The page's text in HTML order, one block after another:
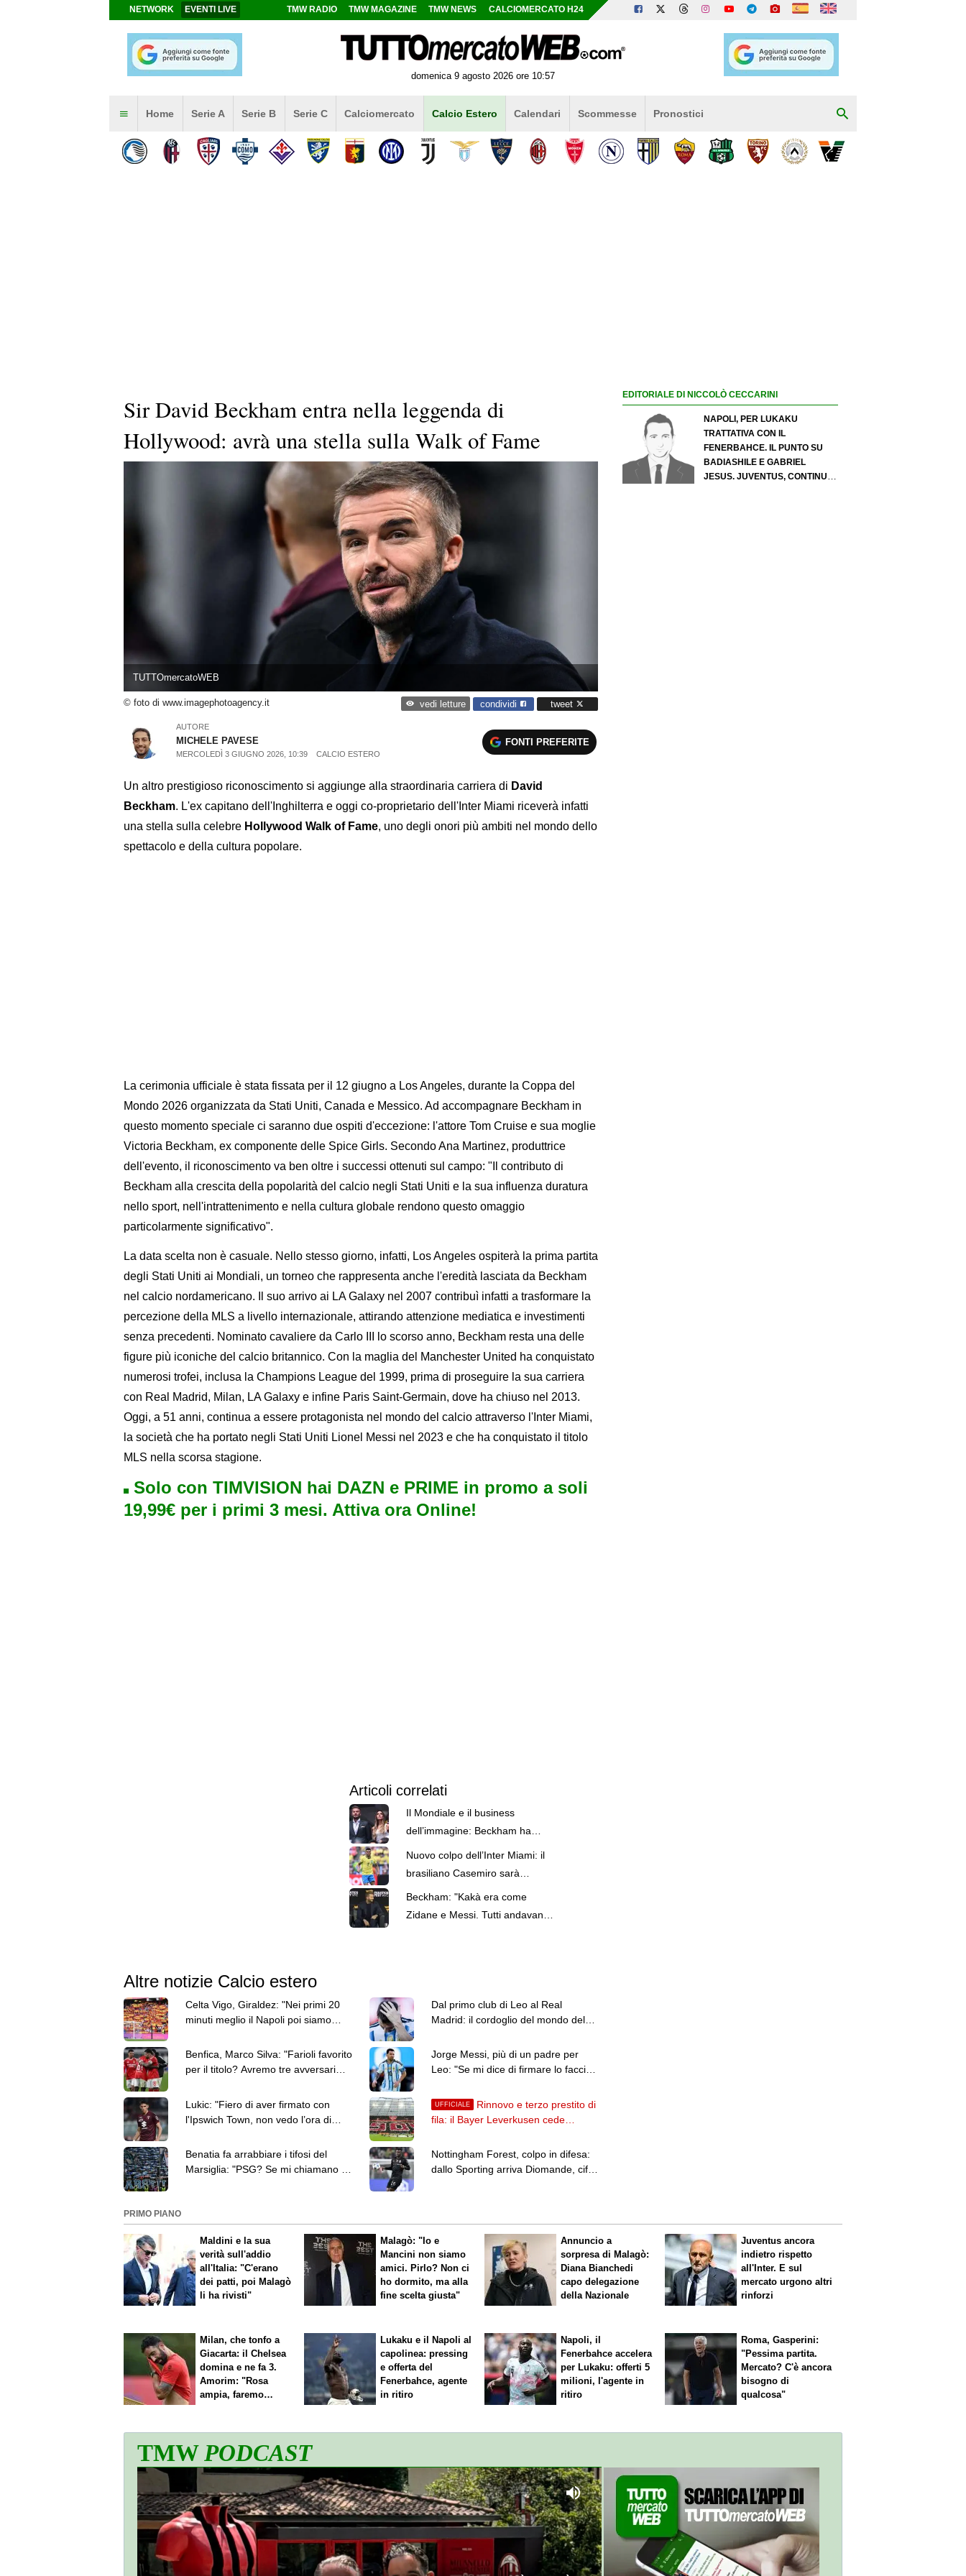
NETWORK EVENTI LIVE TMW RADIO TMW MAGAZINE TMW NEWS CALCIOMERCATO H24
domenica 9 agosto 2026 ore 10:57
Home Serie A Serie B Serie C Calciomercato Calcio Estero Calendari Scommesse Pronostici
Sir David Beckham entra nella leggenda di
Hollywood: avrà una stella sulla Walk of Fame
TUTTOmercatoWEB
© foto di www.imagephotoagency.it vedi letture condividi tweet
AUTORE
MICHELE PAVESE
MERCOLEDÌ 3 GIUGNO 2026, 10:39 CALCIO ESTERO
FONTI PREFERITE
Un altro prestigioso riconoscimento si aggiunge alla straordinaria carriera di David
Beckham. L'ex capitano dell'Inghilterra e oggi co-proprietario dell'Inter Miami riceverà infatti
una stella sulla celebre Hollywood Walk of Fame, uno degli onori più ambiti nel mondo dello
spettacolo e della cultura popolare.
La cerimonia ufficiale è stata fissata per il 12 giugno a Los Angeles, durante la Coppa del
Mondo 2026 organizzata da Stati Uniti, Canada e Messico. Ad accompagnare Beckham in
questo momento speciale ci saranno due ospiti d'eccezione: l'attore Tom Cruise e sua moglie
Victoria Beckham, ex componente delle Spice Girls. Secondo Ana Martinez, produttrice
dell'evento, il riconoscimento va ben oltre i successi ottenuti sul campo: "Il contributo di
Beckham alla crescita della popolarità del calcio negli Stati Uniti e la sua influenza duratura
nello sport, nell'intrattenimento e nella cultura globale rendono questo omaggio
particolarmente significativo".
La data scelta non è casuale. Nello stesso giorno, infatti, Los Angeles ospiterà la prima partita
degli Stati Uniti ai Mondiali, un torneo che rappresenta anche l'eredità lasciata da Beckham
nel calcio nordamericano. Il suo arrivo ai LA Galaxy nel 2007 contribuì infatti a trasformare la
percezione della MLS a livello internazionale, attirando attenzione mediatica e investimenti
senza precedenti. Nominato cavaliere da Carlo III lo scorso anno, Beckham resta una delle
figure più iconiche del calcio britannico. Con la maglia del Manchester United ha conquistato
numerosi trofei, inclusa la Champions League del 1999, prima di proseguire la sua carriera
con Real Madrid, Milan, LA Galaxy e infine Paris Saint-Germain, dove ha chiuso nel 2013.
Oggi, a 51 anni, continua a essere protagonista nel mondo del calcio attraverso l'Inter Miami,
la società che ha portato negli Stati Uniti Lionel Messi nel 2023 e che ha conquistato il titolo
MLS nella scorsa stagione.
Solo con TIMVISION hai DAZN e PRIME in promo a soli
19,99€ per i primi 3 mesi. Attiva ora Online!
Articoli correlati
Il Mondiale e il business
dell’immagine: Beckham ha
Nuovo colpo dell’Inter Miami: il
brasiliano Casemiro sarà
compagno di Messi
Beckham: "Kakà era come
Zidane e Messi. Tutti andavano a
Altre notizie Calcio estero
Celta Vigo, Giraldez: "Nei primi 20
minuti meglio il Napoli poi siamo
Dal primo club di Leo al Real
Madrid: il cordoglio del mondo del
Benfica, Marco Silva: "Farioli favorito
per il titolo? Avremo tre avversari
Jorge Messi, più di un padre per
Leo: "Se mi dice di firmare lo faccio
Lukic: "Fiero di aver firmato con
l'Ipswich Town, non vedo l’ora di
UFFICIALE
Rinnovo e terzo prestito di
fila: il Bayer Leverkusen cede
Benatia fa arrabbiare i tifosi del
Marsiglia: "PSG? Se mi chiamano e
Nottingham Forest, colpo in difesa:
dallo Sporting arriva Diomande, cifre
EDITORIALE DI NICCOLÒ CECCARINI
NAPOLI, PER LUKAKU
TRATTATIVA CON IL
FENERBAHCE. IL PUNTO SU
BADIASHILE E GABRIEL
JESUS. JUVENTUS, CONTINUA
PRIMO PIANO
Maldini e la sua
verità sull'addio
all'Italia: "C'erano
dei patti, poi Malagò
li ha rivisti"
Malagò: "Io e
Mancini non siamo
amici. Pirlo? Non ci
ho dormito, ma alla
fine scelta giusta"
Annuncio a
sorpresa di Malagò:
Diana Bianchedi
capo delegazione
della Nazionale
Juventus ancora
indietro rispetto
all'Inter. E sul
mercato urgono altri
rinforzi
Milan, che tonfo a
Giacarta: il Chelsea
domina e ne fa 3.
Amorim: "Rosa
ampia, faremo
Lukaku e il Napoli al
capolinea: pressing
e offerta del
Fenerbahce, agente
in ritiro
Napoli, il
Fenerbahce accelera
per Lukaku: offerti 5
milioni, l'agente in
ritiro
Roma, Gasperini:
"Pessima partita.
Mercato? C'è ancora
bisogno di
qualcosa"
TMWPODCAST